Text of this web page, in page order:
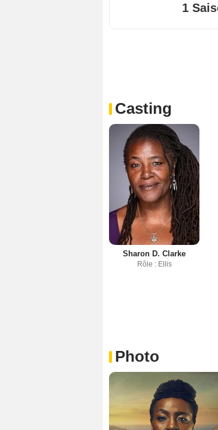
1
Casting
Sharon D. Clarke
Rôle : Ellis
Photo